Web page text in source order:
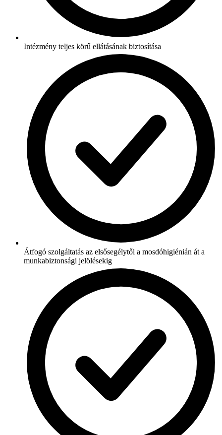
Intézmény teljes körű ellátásának biztosítása
Átfogó szolgáltatás az elsősegélytől a mosdóhigiénián át a
munkabiztonsági jelölésekig